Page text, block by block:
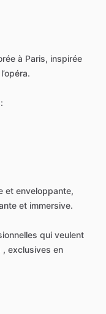
à Paris, inspirée
l’opéra.
:
et enveloppante,
et immersive.
qui veulent
, exclusives en